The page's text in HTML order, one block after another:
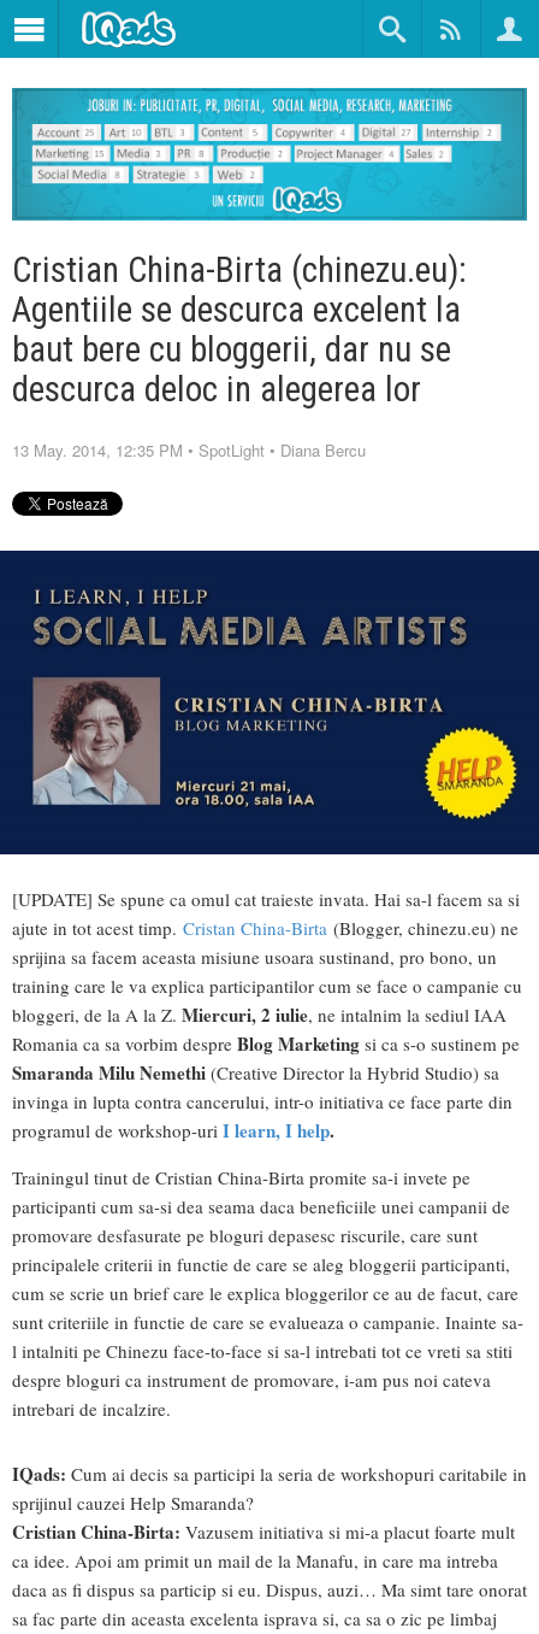
Cristian China-Birta (chinezu.eu):
Agentiile se descurca excelent la
baut bere cu bloggerii, dar nu se
descurca deloc in alegerea lor
13 May. 2014, 12:35 PM • SpotLight • Diana Bercu
[UPDATE] Se spune ca omul cat traieste invata. Hai sa-l facem sa si
ajute in tot acest timp. Cristan China-Birta (Blogger, chinezu.eu) ne
sprijina sa facem aceasta misiune usoara sustinand, pro bono, un
training care le va explica participantilor cum se face o campanie cu
bloggeri, de la A la Z. Miercuri, 2 iulie, ne intalnim la sediul IAA
Romania ca sa vorbim despre Blog Marketing si ca s-o sustinem pe
Smaranda Milu Nemethi (Creative Director la Hybrid Studio) sa
invinga in lupta contra cancerului, intr-o initiativa ce face parte din
programul de workshop-uri I learn, I help.
Trainingul tinut de Cristian China-Birta promite sa-i invete pe
participanti cum sa-si dea seama daca beneficiile unei campanii de
promovare desfasurate pe bloguri depasesc riscurile, care sunt
principalele criterii in functie de care se aleg bloggerii participanti,
cum se scrie un brief care le explica bloggerilor ce au de facut, care
sunt criteriile in functie de care se evalueaza o campanie. Inainte sa-
l intalniti pe Chinezu face-to-face si sa-l intrebati tot ce vreti sa stiti
despre bloguri ca instrument de promovare, i-am pus noi cateva
intrebari de incalzire.
IQads: Cum ai decis sa participi la seria de workshopuri caritabile in
sprijinul cauzei Help Smaranda?
Cristian China-Birta: Vazusem initiativa si mi-a placut foarte mult
ca idee. Apoi am primit un mail de la Manafu, in care ma intreba
daca as fi dispus sa particip si eu. Dispus, auzi… Ma simt tare onorat
sa fac parte din aceasta excelenta isprava si, ca sa o zic pe limbaj